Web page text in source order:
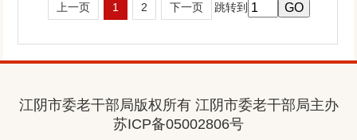
上一页 1 2 下一页 跳转到
江阴市委老干部局版权所有 江阴市委老干部局主办
苏ICP备05002806号